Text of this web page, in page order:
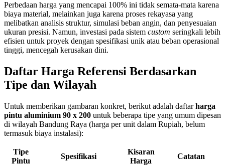
Perbedaan harga yang mencapai 100% ini tidak semata-mata karena
biaya material, melainkan juga karena proses rekayasa yang
melibatkan analisis struktur, simulasi beban angin, dan penyesuaian
ukuran presisi. Namun, investasi pada sistem custom seringkali lebih
efisien untuk proyek dengan spesifikasi unik atau beban operasional
tinggi, mencegah kerusakan dini.
Daftar Harga Referensi Berdasarkan
Tipe dan Wilayah
Untuk memberikan gambaran konkret, berikut adalah daftarharga
pintu aluminium 90 x 200 untuk beberapa tipe yang umum dipesan
di wilayah Bandung Raya (harga per unit dalam Rupiah, belum
termasuk biaya instalasi):
Tipe
Pintu
Spesifikasi
Kisaran
Harga
Catatan